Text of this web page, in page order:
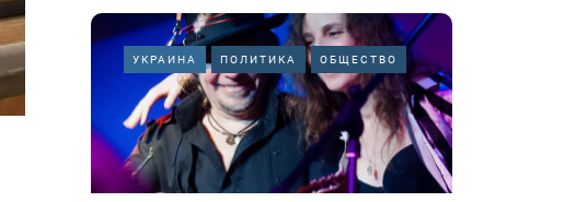
УКРАИНА ПОЛИТИКА ОБЩЕСТВО